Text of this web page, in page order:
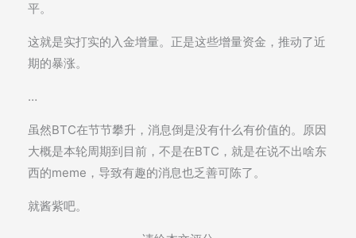
平。
这就是实打实的入金增量。正是这些增量资金，推动了近
期的暴涨。
…
虽然BTC在节节攀升，消息倒是没有什么有价值的。原因
大概是本轮周期到目前，不是在BTC，就是在说不出啥东
西的meme，导致有趣的消息也乏善可陈了。
就酱紫吧。